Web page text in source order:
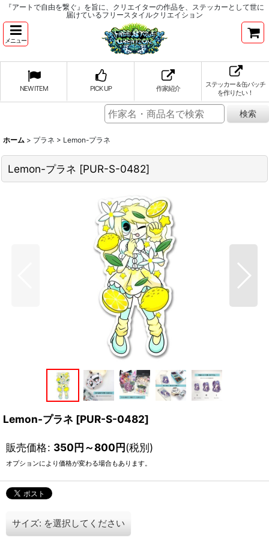
『アートで自由を繋ぐ』を旨に、クリエイターの作品を、ステッカーとして世に
届けているフリースタイルクリエイション
メニュー
NEW ITEM PICK UP 作家紹介
ステッカー＆缶バッチ
を作りたい！
ホーム > プラネ > Lemon-プラネ
Lemon-プラネ [PUR-S-0482]
Lemon-プラネ [PUR-S-0482]
販売価格: 350円～800円(税別)
オプションにより価格が変わる場合もあります。
サイズ: を選択してください